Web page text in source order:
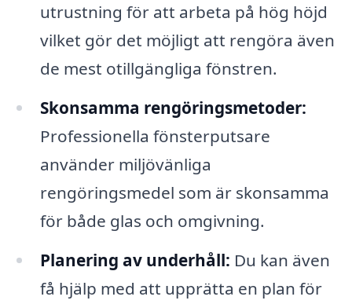
utrustning för att arbeta på hög höjd
vilket gör det möjligt att rengöra även
de mest otillgängliga fönstren.
Skonsamma rengöringsmetoder:
Professionella fönsterputsare
använder miljövänliga
rengöringsmedel som är skonsamma
för både glas och omgivning.
Planering av underhåll: Du kan även
få hjälp med att upprätta en plan för